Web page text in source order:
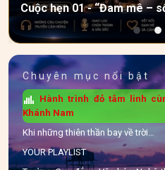
Cuộc hẹn 01 - “Đam mê –
Chuyên mục nổi bật
Hành trình đỏ tâm linh
Khánh Nam
Khi những thiên thần bay về trời…
YOUR PLAYLIST